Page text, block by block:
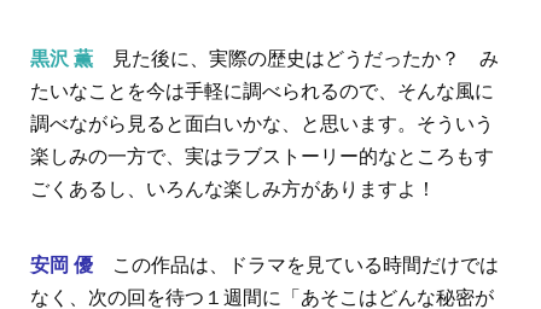
黒沢 薫
見た後に、実際の歴史はどうだったか？ み
たいなことを今は手軽に調べられるので、そんな風に
調べながら見ると面白いかな、と思います。そういう
楽しみの一方で、実はラブストーリー的なところもす
ごくあるし、いろんな楽しみ方がありますよ！
安岡 優
この作品は、ドラマを見ている時間だけでは
なく、次の回を待つ１週間に「あそこはどんな秘密が